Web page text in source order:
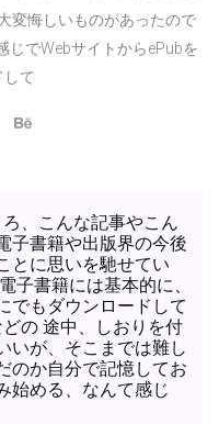
変悔しいものがあったので
じでWebサイトからePubを
して
ろ、こんな記事やこん
子書籍や出版界の今後
とに思いを馳せてい
子書籍には基本的に、
でもダウンロードして
の 途中、しおりを付
いが、そこまでは難し
のか自分で記憶してお
始める、なんて感じ